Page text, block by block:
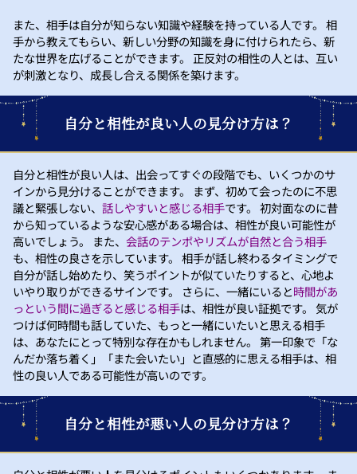
また、相手は自分が知らない知識や経験を持っている人です。 相
手から教えてもらい、新しい分野の知識を身に付けられたら、新
たな世界を広げることができます。 正反対の相性の人とは、互い
が刺激となり、成長し合える関係を築けます。
自分と相性が良い人の見分け方は？
自分と相性が良い人は、出会ってすぐの段階でも、いくつかのサ
インから見分けることができます。 まず、初めて会ったのに不思
議と緊張しない、 話しやすいと感じる相手です。 初対面なのに昔
から知っているような安心感がある場合は、相性が良い可能性が
高いでしょう。 また、 会話のテンポやリズムが自然と合う相手
も、相性の良さを示しています。 相手が話し終わるタイミングで
自分が話し始めたり、笑うポイントが似ていたりすると、心地よ
いやり取りができるサインです。 さらに、一緒にいると時間があ
っという間に過ぎると感じる相手は、相性が良い証拠です。 気が
つけば何時間も話していた、もっと一緒にいたいと思える相手
は、あなたにとって特別な存在かもしれません。 第一印象で「な
んだか落ち着く」「また会いたい」と直感的に思える相手は、相
性の良い人である可能性が高いのです。
自分と相性が悪い人の見分け方は？